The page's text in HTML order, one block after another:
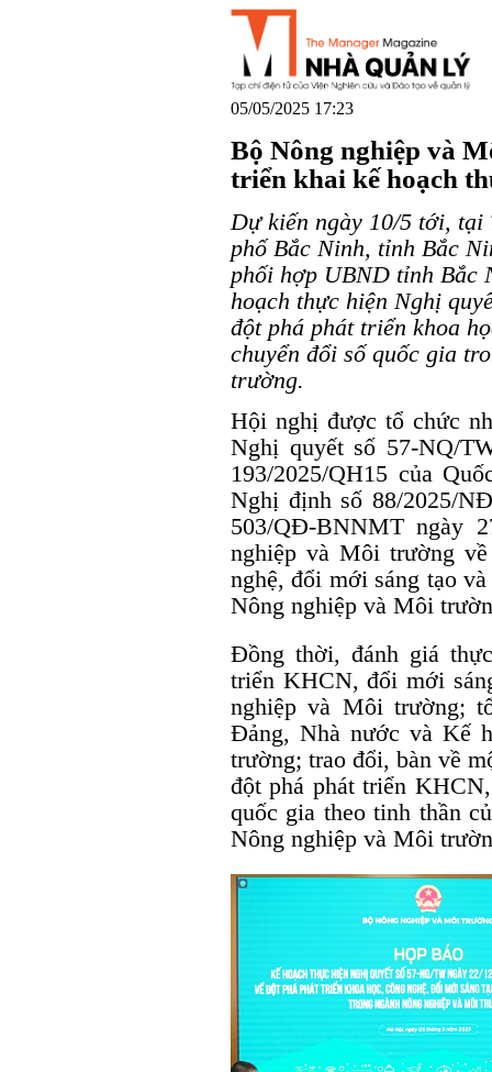
05/05/2025 17:23
Bộ Nông nghiệp và
triển khai kế hoạch
Dự kiến ngày 10/5 tới, tại
phố Bắc Ninh, tỉnh Bắc
phối hợp UBND tỉnh Bắc
hoạch thực hiện Nghị
đột phá phát triển khoa
chuyển đổi số quốc gia
trường.
Hội nghị được tổ chức
Nghị quyết số 57-NQ/
193/2025/QH15 của
Nghị định số 88/2025/
503/QĐ-BNNMT ngày
nghiệp và Môi trường
nghệ, đổi mới sáng tạo
Nông nghiệp và Môi
Đồng thời, đánh giá
triển KHCN, đổi mới
nghiệp và Môi trường;
Đảng, Nhà nước và Kế
trường; trao đổi, bàn về
đột phá phát triển
quốc gia theo tinh thần
Nông nghiệp và Môi